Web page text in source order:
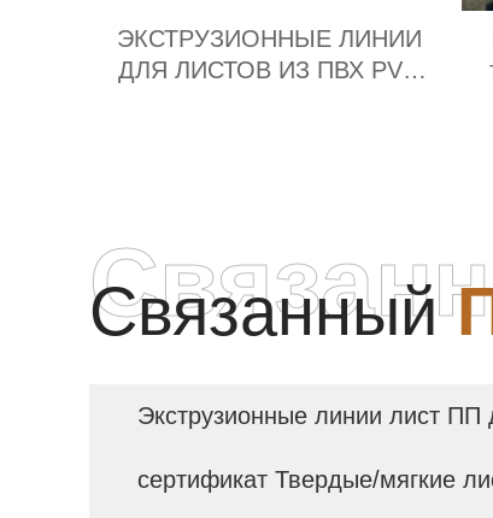
ЭКСТРУЗИОННЫЕ ЛИНИИ
ДЛЯ ЛИСТОВ ИЗ ПВХ PVC
Связанный
Экструзионные линии лист ПП
сертификат Твердые/мягкие